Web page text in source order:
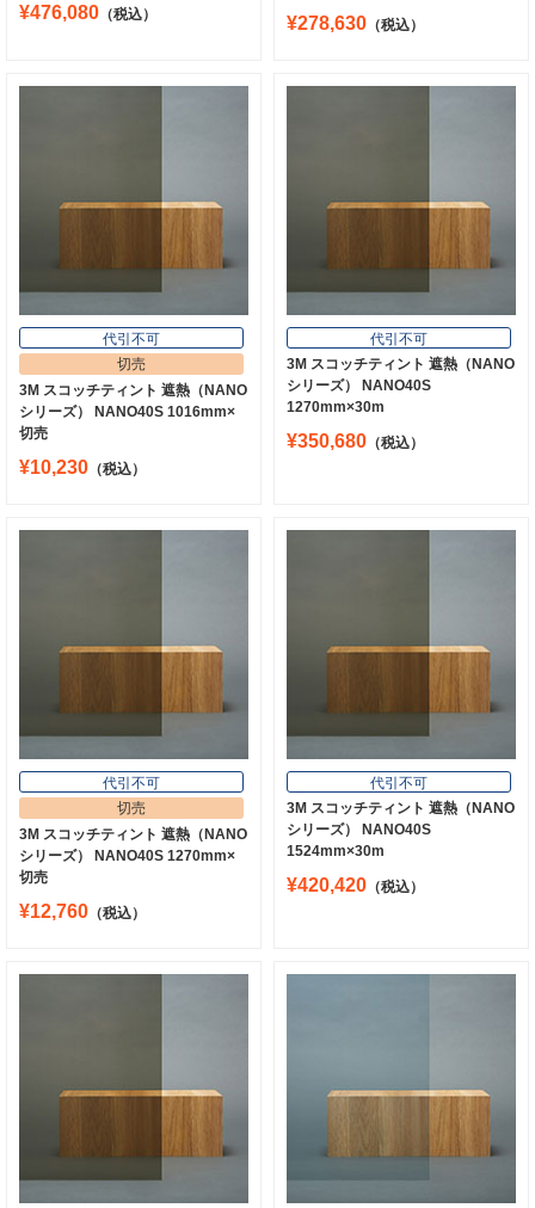
¥476,080 （税込） ¥278,630 （税込）
代引不可
切売
3M スコッチティント 遮熱（NANO
シリーズ） NANO40S 1016mm×
切売
¥10,230 （税込）
代引不可
3M スコッチティント 遮熱（NANO
シリーズ） NANO40S
1270mm×30m
¥350,680 （税込）
代引不可
切売
3M スコッチティント 遮熱（NANO
シリーズ） NANO40S 1270mm×
切売
¥12,760 （税込）
代引不可
3M スコッチティント 遮熱（NANO
シリーズ） NANO40S
1524mm×30m
¥420,420 （税込）